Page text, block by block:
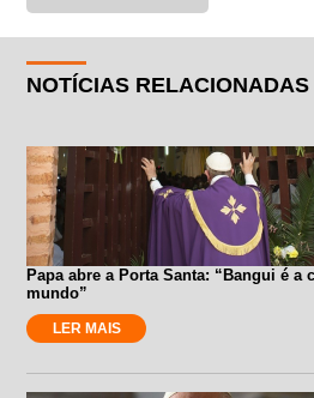
NOTÍCIAS RELACIONADAS
Papa abre a Porta Santa: “Bangui é a
mundo”
LER MAIS